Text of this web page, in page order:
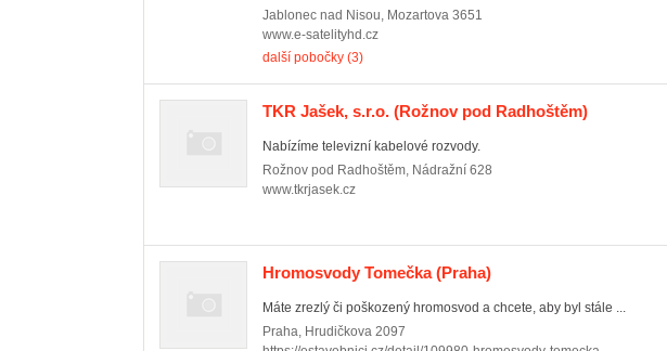
Jablonec nad Nisou, Mozartova 3651
www.e-satelityhd.cz
další pobočky (3)
TKR Jašek, s.r.o. (Rožnov pod Radhoštěm)
Nabízíme televizní kabelové rozvody.
Rožnov pod Radhoštěm, Nádražní 628
www.tkrjasek.cz
Hromosvody Tomečka(Praha)
Máte zrezlý či poškozený hromosvod a chcete, aby byl stále ...
Praha, Hrudičkova 2097